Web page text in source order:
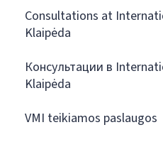
Consultations at
Klaipėda
Консультации в
Klaipėda
VMI teikiamos paslaugos